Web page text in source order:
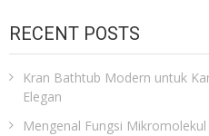
RECENT POSTS
Kran Bathtub Modern untuk
Elegan
Mengenal Fungsi